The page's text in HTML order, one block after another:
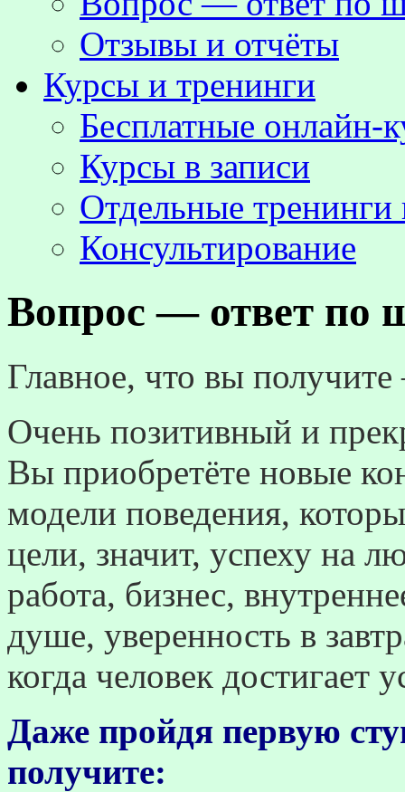
Отзывы и отчёты
Курсы и тренинги
Бесплатные онлайн-
Курсы в записи
Отдельные тренинги
Консультирование
Вопрос — ответ по
Главное, что вы
Очень позитивный и
Вы приобретёте новые
модели поведения,
цели, значит, успеху на
работа, бизнес,
душе, уверенность в
когда человек достигает
Даже пройдя первую
получите: